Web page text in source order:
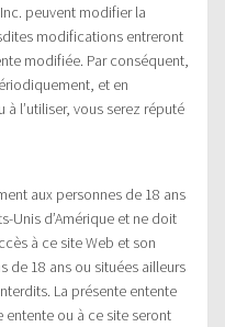
peuvent modifier la
modifications entreront
modifiée. Par conséquent,
et en
l’utiliser, vous serez réputé
aux personnes de 18 ans
Unis d’Amérique et ne doit
à ce site Web et son
de 18 ans ou situées ailleurs
La présente entente
ou à ce site seront